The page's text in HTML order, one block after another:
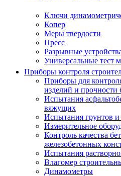
Ключи
Копер
Меры твердости
Пресс
Разрывные
Универсальные тест
Приборы контроля
Приборы для
изделий и прочности
Испытания
вяжущих
Испытания грунтов
Измерительное
Контроль качества
железобетонных
Испытания
Влагомер
Динамометры